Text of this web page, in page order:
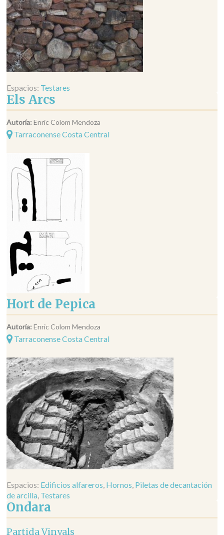
Espacios: Testares
Els Arcs
Autoría:Enric Colom Mendoza
Tarraconense Costa Central
Hort de Pepica
Autoría:Enric Colom Mendoza
Tarraconense Costa Central
Espacios: Edificios alfareros Hornos Piletas de decantación
de arcilla Testares
Ondara
Partida Vinyals